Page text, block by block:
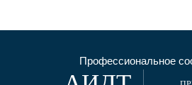
Профессиональное